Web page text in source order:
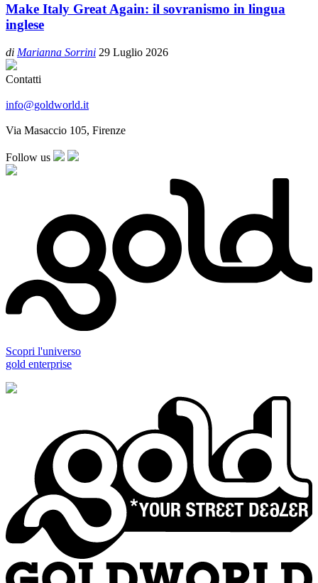
Make Italy Great Again: il sovranismo in lingua
inglese
di Marianna Sorrini 29 Luglio 2026
Contatti
info@goldworld.it
Via Masaccio 105, Firenze
Follow us
Scopri l'universo
gold enterprise